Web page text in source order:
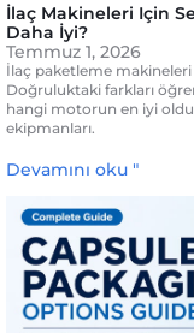
İlaç Makineleri Için
Daha İyi?
Temmuz 1, 2026
İlaç paketleme makineleri
Doğruluktaki farkları
hangi motorun en iyi
ekipmanları.
Devamını oku "